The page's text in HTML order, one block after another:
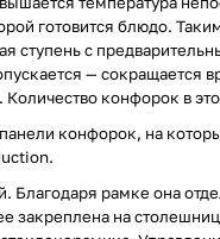
готовится блюдо.
ступень с
— сокращается
Количество конфорок в
конфорок, на
Благодаря рамке она
закреплена на